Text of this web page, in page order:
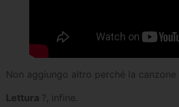
Non aggiungo altro perché la canzone
Lettura ?, infine.